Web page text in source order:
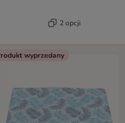
2 opcji
wyprzedany